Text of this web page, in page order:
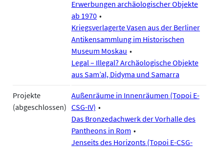
Erwerbungen archäologischer Objekte
ab 1970
Kriegsverlagerte Vasen aus der Berliner
Antikensammlung im Historischen
Museum Moskau
Legal – Illegal? Archäologische Objekte
aus Sam’al, Didyma und Samarra
Projekte
(abgeschlossen)
Außenräume in Innenräumen (Topoi E-
CSG-IV)
Das Bronzedachwerk der Vorhalle des
Pantheons in Rom
Jenseits des Horizonts (Topoi E-CSG-